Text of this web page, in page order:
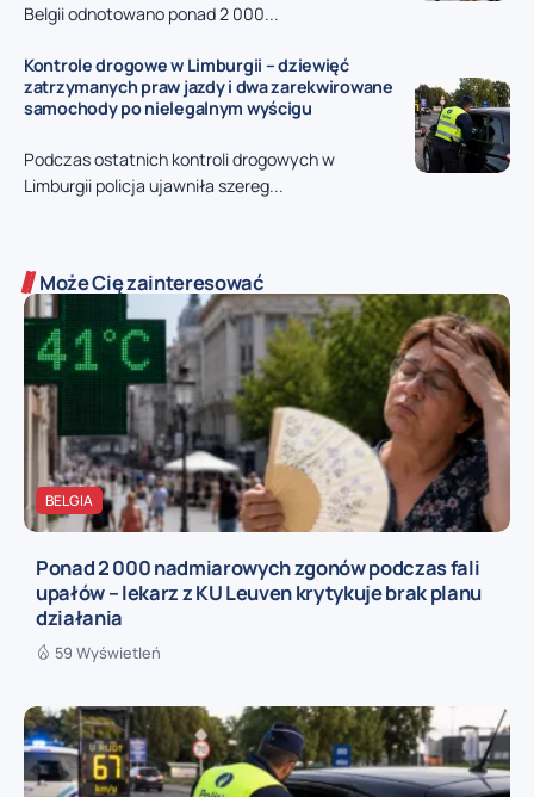
Belgii odnotowano ponad 2 000...
Kontrole drogowe w Limburgii – dziewięć
zatrzymanych praw jazdy i dwa zarekwirowane
samochody po nielegalnym wyścigu
Podczas ostatnich kontroli drogowych w
Limburgii policja ujawniła szereg...
Może Cię zainteresować
BELGIA
Ponad 2 000 nadmiarowych zgonów podczas fali
upałów – lekarz z KU Leuven krytykuje brak planu
działania
59 Wyświetleń